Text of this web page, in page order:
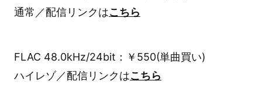
通常／配信リンクはこちら
FLAC 48.0kHz/24bit：￥550(単曲買い)
ハイレゾ／配信リンクはこちら